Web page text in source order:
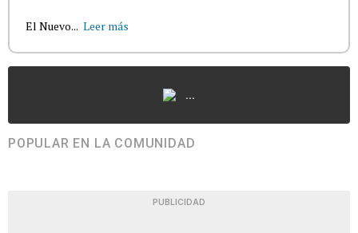
El Nuevo... Leer más
...
POPULAR EN LA COMUNIDAD
PUBLICIDAD